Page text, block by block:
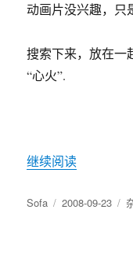
动画片没兴趣，只
搜索下来，放在一
“心火”.
继续阅读“霞光.心火”
作
Sofa
发
2008-09-23